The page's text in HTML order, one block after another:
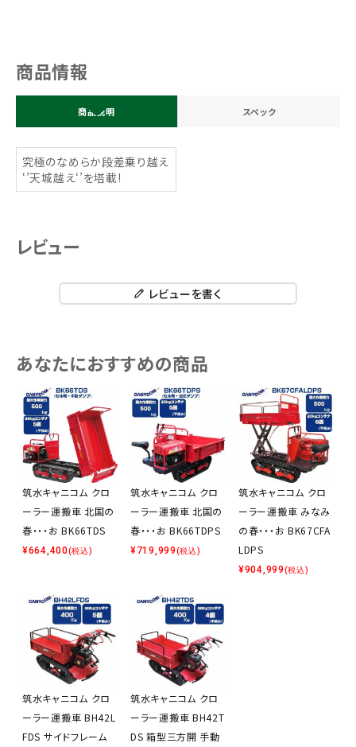
商品情報
商品説明 スペック
究極のなめらか段差乗り越え
‘’天城越え‘’を塔載!
レビュー
レビューを書く
あなたにおすすめの商品
筑水キャニコム クロ
ーラー運搬車 北国の
春・・・お BK66TDS
¥664,400(税込)
筑水キャニコム クロ
ーラー運搬車 北国の
春・・・お BK66TDPS
¥719,999(税込)
筑水キャニコム クロ
ーラー運搬車 みなみ
の春・・・お BK67CFA
LDPS
¥904,999(税込)
筑水キャニコム クロ
ーラー運搬車 BH42L
FDS サイドフレーム
筑水キャニコム クロ
ーラー運搬車 BH42T
DS 箱型三方開 手動